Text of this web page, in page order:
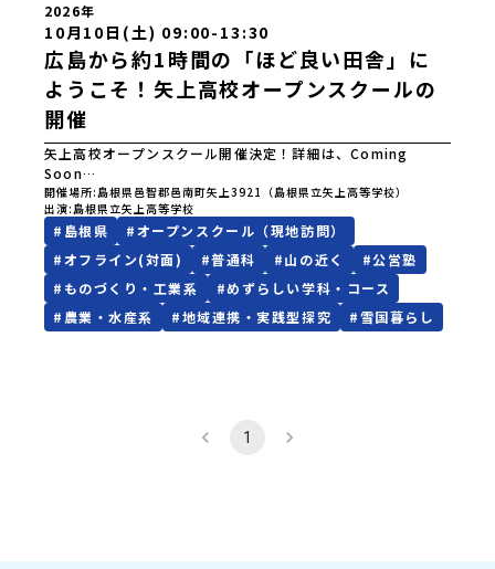
2026年
10月10日(土) 09:00-13:30
広島から約1時間の「ほど良い田舎」に
ようこそ！矢上高校オープンスクールの
開催
矢上高校オープンスクール開催決定！詳細は、Coming
Soon…
開催場所 島根県邑智郡邑南町矢上3921（島根県立矢上高等学校）
出演 島根県立矢上高等学校
# 島根県 #オープンスクール（現地訪問）
#オフライン(対面) #普通科 #山の近く #公営塾
# ものづくり・工業系 #めずらしい学科・コース
# 農業・水産系 #地域連携・実践型探究 #雪国暮らし
1